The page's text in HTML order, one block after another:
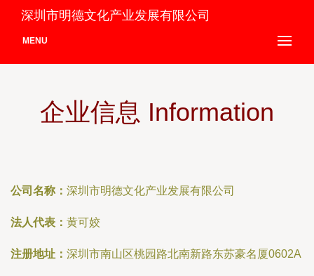
深圳市明德文化产业发展有限公司
MENU
企业信息 Information
公司名称： 深圳市明德文化产业发展有限公司
法人代表： 黄可姣
注册地址： 深圳市南山区桃园路北南新路东苏豪名厦0602A